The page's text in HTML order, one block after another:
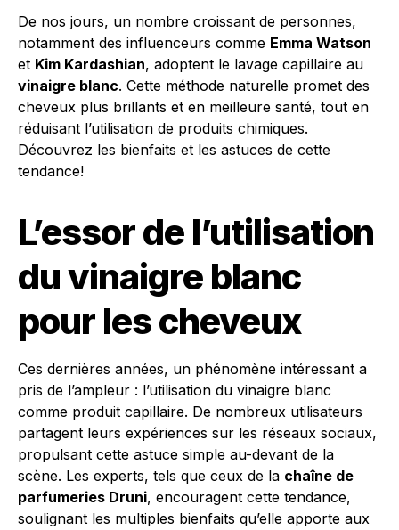
De nos jours, un nombre croissant de personnes,
notamment des influenceurs comme Emma Watson
et Kim Kardashian, adoptent le lavage capillaire au
vinaigre blanc. Cette méthode naturelle promet des
cheveux plus brillants et en meilleure santé, tout en
réduisant l’utilisation de produits chimiques.
Découvrez les bienfaits et les astuces de cette
tendance!
L’essor de l’utilisation
du vinaigre blanc
pour les cheveux
Ces dernières années, un phénomène intéressant a
pris de l’ampleur : l’utilisation du vinaigre blanc
comme produit capillaire. De nombreux utilisateurs
partagent leurs expériences sur les réseaux sociaux,
propulsant cette astuce simple au-devant de la
scène. Les experts, tels que ceux de la chaîne de
parfumeries Druni, encouragent cette tendance,
soulignant les multiples bienfaits qu’elle apporte aux